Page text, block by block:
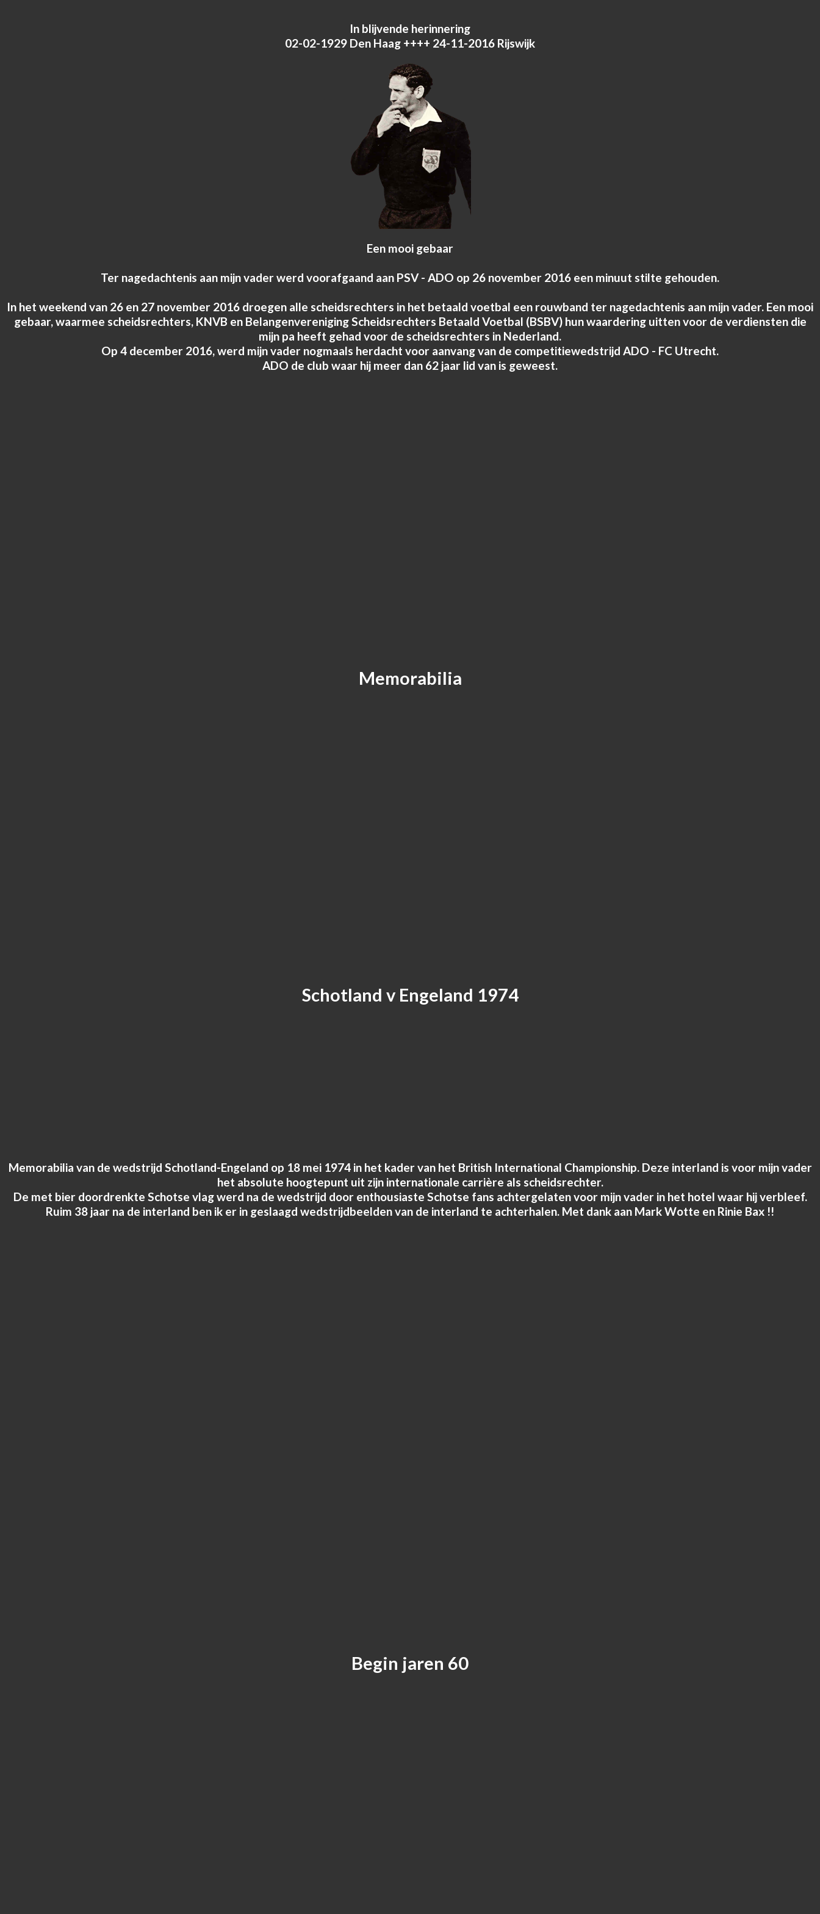
In blijvende herinnering
02-02-1929 Den Haag ++++ 24-11-2016 Rijswijk
Een mooi gebaar
Ter nagedachtenis aan mijn vader werd voorafgaand aan PSV - ADO op 26 november 2016 een minuut stilte gehouden.
In het weekend van 26 en 27 november 2016 droegen alle scheidsrechters in het betaald voetbal een rouwband ter nagedachtenis aan mijn vader. Een mooi
gebaar, waarmee scheidsrechters, KNVB en Belangenvereniging Scheidsrechters Betaald Voetbal (BSBV) hun waardering uitten voor de verdiensten die
mijn pa heeft gehad voor de scheidsrechters in Nederland.
Op 4 december 2016, werd mijn vader nogmaals herdacht voor aanvang van de competitiewedstrijd ADO - FC Utrecht.
ADO de club waar hij meer dan 62 jaar lid van is geweest.
Memorabilia
Schotland v Engeland 1974
Memorabilia van de wedstrijd Schotland-Engeland op 18 mei 1974 in het kader van het British International Championship. Deze interland is voor mijn vader
het absolute hoogtepunt uit zijn internationale carrière als scheidsrechter.
De met bier doordrenkte Schotse vlag werd na de wedstrijd door enthousiaste Schotse fans achtergelaten voor mijn vader in het hotel waar hij verbleef.
Ruim 38 jaar na de interland ben ik er in geslaagd wedstrijdbeelden van de interland te achterhalen. Met dank aan Mark Wotte en Rinie Bax !!
Begin jaren 60